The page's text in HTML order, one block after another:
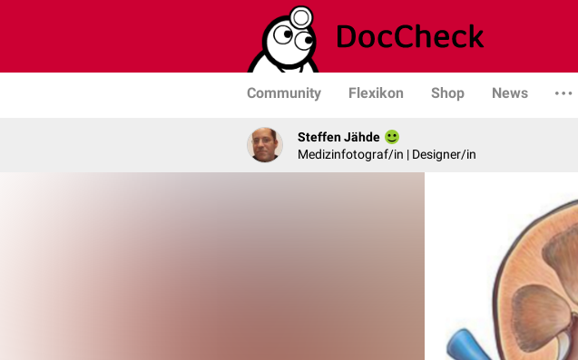
Community Flexikon Shop News
Steffen Jähde
Medizinfotograf/in | Designer/in